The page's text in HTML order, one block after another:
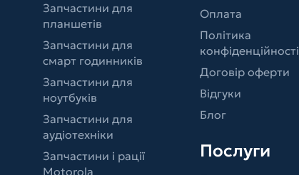
Запчастини для
планшетів
Запчастини для
смарт годинників
Запчастини для
ноутбуків
Запчастини для
аудіотехніки
Запчастини і рації
Motorola
Оплата
Політика
конфіденційності
Договір оферти
Відгуки
Блог
Послуги